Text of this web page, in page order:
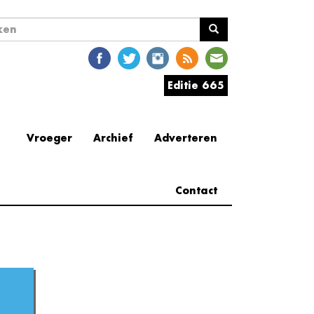
Editie 665
Adverteren
Archief
Vroeger
Contact